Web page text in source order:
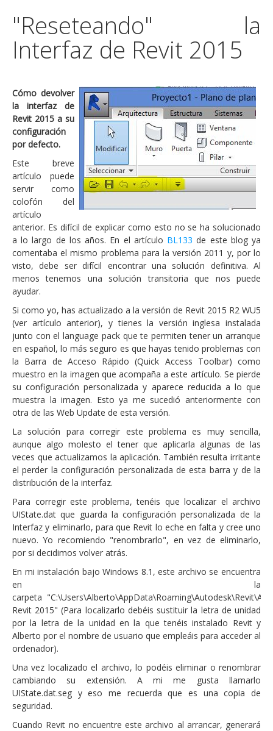
"Reseteando" la
Interfaz de Revit 2015
Cómo devolver
la interfaz de
Revit 2015 a su
configuración
por defecto.
Este breve
artículo puede
servir como
colofón del
artículo
anterior. Es difícil de explicar como esto no se ha solucionado
a lo largo de los años. En el artículo BL133 de este blog ya
comentaba el mismo problema para la versión 2011 y, por lo
visto, debe ser difícil encontrar una solución definitiva. Al
menos tenemos una solución transitoria que nos puede
ayudar.
Si como yo, has actualizado a la versión de Revit 2015 R2 WU5
(ver artículo anterior), y tienes la versión inglesa instalada
junto con el language pack que te permiten tener un arranque
en español, lo más seguro es que hayas tenido problemas con
la Barra de Acceso Rápido (Quick Access Toolbar) como
muestro en la imagen que acompaña a este artículo. Se pierde
su configuración personalizada y aparece reducida a lo que
muestra la imagen. Esto ya me sucedió anteriormente con
otra de las Web Update de esta versión.
La solución para corregir este problema es muy sencilla,
aunque algo molesto el tener que aplicarla algunas de las
veces que actualizamos la aplicación. También resulta irritante
el perder la configuración personalizada de esta barra y de la
distribución de la interfaz.
Para corregir este problema, tenéis que localizar el archivo
UIState.dat que guarda la configuración personalizada de la
Interfaz y eliminarlo, para que Revit lo eche en falta y cree uno
nuevo. Yo recomiendo "renombrarlo", en vez de eliminarlo,
por si decidimos volver atrás.
En mi instalación bajo Windows 8.1, este archivo se encuentra
en la
carpeta
Revit 2015" (Para localizarlo debéis sustituir la letra de unidad
por la letra de la unidad en la que tenéis instalado Revit y
Alberto por el nombre de usuario que empleáis para acceder al
ordenador).
Una vez localizado el archivo, lo podéis eliminar o renombrar
cambiando su extensión. A mi me gusta llamarlo
UIState.dat.seg y eso me recuerda que es una copia de
seguridad.
Cuando Revit no encuentre este archivo al arrancar, generará